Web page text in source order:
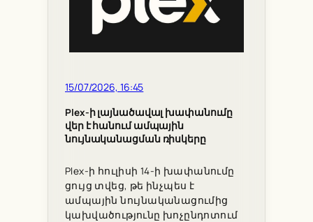
15/07/2026, 16:45
Plex-ի լայնածավալ խափանումը
վեր է հանում ամպային
նույնականացման ռիսկերը
Plex-ի հուլիսի 14-ի խափանումը
ցույց տվեց, թե ինչպես է
ամպային նույնականացումից
կախվածությունը խոչընդոտում